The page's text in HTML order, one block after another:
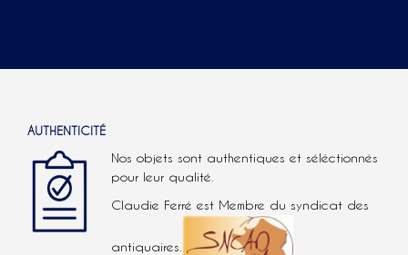
AUTHENTICITÉ
Nos objets sont authentiques et séléctionnés
pour leur qualité.
Claudie Ferré est Membre du syndicat des
antiquaires.